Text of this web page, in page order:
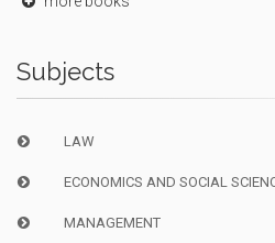
Subjects
LAW
ECONOMICS AND SOCIAL
MANAGEMENT